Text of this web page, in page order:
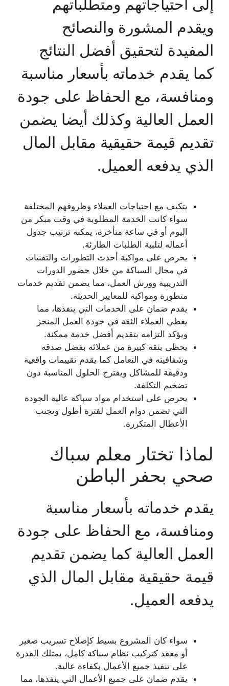
إلى احتياجاتهم ومتطلباتهم
ويقدم المشورة والنصائح
المفيدة لتحقيق أفضل النتائج
كما يقدم خدماته بأسعار مناسبة
ومنافسة، مع الحفاظ على جودة
العمل العالية وكذلك أيضا يضمن
تقديم قيمة حقيقية مقابل المال
الذي يدفعه العميل.
يتكيف مع احتياجات العملاء وظروفهم المختلفة
سواء كانت الخدمة المطلوبة في وقت مبكر من
اليوم أو في ساعة متأخرة، يمكنه ترتيب جدول
أعماله لتلبية الطلبات الطارئة.
يحرص على مواكبة أحدث التطورات والتقنيات
في مجال السباكة من خلال حضور الدورات
التدريبية وورش العمل، مما يضمن تقديم خدمات
متطورة ومواكبة للمعايير الحديثة.
يقدم ضمان على الخدمات التي ينفذها، مما
يعطي العملاء الثقة في جودة العمل المنجز
ويؤكد التزامه بتقديم أفضل خدمة ممكنة.
يحظى بثقة كبيرة من عملائه بفضل صدقه
وشفافيته في التعامل كما يقدم تقييمات واقعية
ودقيقة للمشاكل ويقترح الحلول المناسبة دون
تضخيم التكلفة.
يحرص على استخدام مواد سباكة عالية الجودة
التي تضمن دوام العمل لفترة أطول وتجنب
الأعطال المتكررة.
لماذا تختار معلم سباك
صحي بحفر الباطن
يقدم خدماته بأسعار مناسبة
ومنافسة، مع الحفاظ على جودة
العمل العالية كما يضمن تقديم
قيمة حقيقية مقابل المال الذي
يدفعه العميل.
سواء كان المشروع بسيط كإصلاح تسريب صغير
أو معقد كتركيب نظام سباكة كامل، يمتلك القدرة
على تنفيذ جميع الأعمال بكفاءة عالية.
يقدم ضمان على جميع الأعمال التي ينفذها، مما